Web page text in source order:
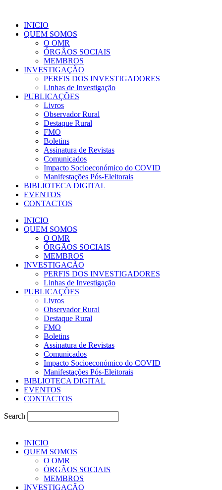
INICIO
QUEM SOMOS
O OMR
ÓRGÃOS SOCIAIS
MEMBROS
INVESTIGAÇÃO
PERFIS DOS INVESTIGADORES
Linhas de Investigação
PUBLICAÇÕES
Livros
Observador Rural
Destaque Rural
FMO
Boletins
Assinatura de Revistas
Comunicados
Impacto Socioeconómico do COVID
Manifestações Pós-Eleitorais
BIBLIOTECA DIGITAL
EVENTOS
CONTACTOS
INICIO
QUEM SOMOS
O OMR
ÓRGÃOS SOCIAIS
MEMBROS
INVESTIGAÇÃO
PERFIS DOS INVESTIGADORES
Linhas de Investigação
PUBLICAÇÕES
Livros
Observador Rural
Destaque Rural
FMO
Boletins
Assinatura de Revistas
Comunicados
Impacto Socioeconómico do COVID
Manifestações Pós-Eleitorais
BIBLIOTECA DIGITAL
EVENTOS
CONTACTOS
Search
INICIO
QUEM SOMOS
O OMR
ÓRGÃOS SOCIAIS
MEMBROS
INVESTIGAÇÃO